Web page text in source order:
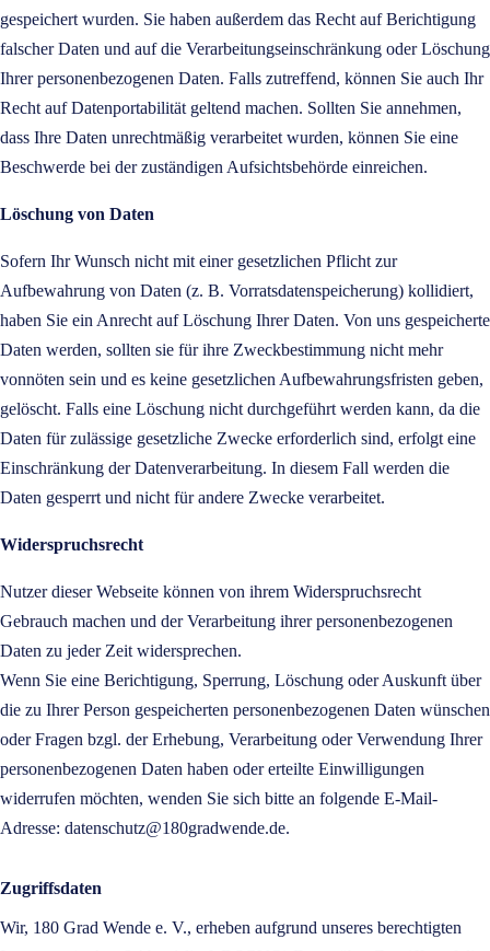
gespeichert wurden. Sie haben außerdem das Recht auf Berichtigung
falscher Daten und auf die Verarbeitungseinschränkung oder Löschung
Ihrer personenbezogenen Daten. Falls zutreffend, können Sie auch Ihr
Recht auf Datenportabilität geltend machen. Sollten Sie annehmen,
dass Ihre Daten unrechtmäßig verarbeitet wurden, können Sie eine
Beschwerde bei der zuständigen Aufsichtsbehörde einreichen.
Löschung von Daten
Sofern Ihr Wunsch nicht mit einer gesetzlichen Pflicht zur
Aufbewahrung von Daten (z. B. Vorratsdatenspeicherung) kollidiert,
haben Sie ein Anrecht auf Löschung Ihrer Daten. Von uns gespeicherte
Daten werden, sollten sie für ihre Zweckbestimmung nicht mehr
vonnöten sein und es keine gesetzlichen Aufbewahrungsfristen geben,
gelöscht. Falls eine Löschung nicht durchgeführt werden kann, da die
Daten für zulässige gesetzliche Zwecke erforderlich sind, erfolgt eine
Einschränkung der Datenverarbeitung. In diesem Fall werden die
Daten gesperrt und nicht für andere Zwecke verarbeitet.
Widerspruchsrecht
Nutzer dieser Webseite können von ihrem Widerspruchsrecht
Gebrauch machen und der Verarbeitung ihrer personenbezogenen
Daten zu jeder Zeit widersprechen.
Wenn Sie eine Berichtigung, Sperrung, Löschung oder Auskunft über
die zu Ihrer Person gespeicherten personenbezogenen Daten wünschen
oder Fragen bzgl. der Erhebung, Verarbeitung oder Verwendung Ihrer
personenbezogenen Daten haben oder erteilte Einwilligungen
widerrufen möchten, wenden Sie sich bitte an folgende E-Mail-
Adresse: datenschutz@180gradwende.de.
Zugriffsdaten
Wir, 180 Grad Wende e. V., erheben aufgrund unseres berechtigten